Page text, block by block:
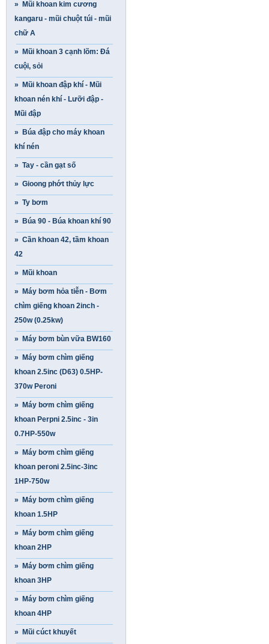
» Mũi khoan kim cương
kangaru - mũi chuột túi - mũi
chữ A
» Mũi khoan 3 cạnh lõm: Đá
cuội, sỏi
» Mũi khoan đập khí - Mũi
khoan nén khí - Lưỡi đập -
Mũi đập
» Búa đập cho máy khoan
khí nén
» Tay - cần gạt số
» Gioong phớt thủy lực
» Ty bơm
» Búa 90 - Búa khoan khí 90
» Cần khoan 42, tầm khoan
42
» Mũi khoan
» Máy bơm hỏa tiễn - Bơm
chìm giếng khoan 2inch -
250w (0.25kw)
» Máy bơm bùn vữa BW160
» Máy bơm chìm giếng
khoan 2.5inc (D63) 0.5HP-
370w Peroni
» Máy bơm chìm giếng
khoan Perpni 2.5inc - 3in
0.7HP-550w
» Máy bơm chìm giếng
khoan peroni 2.5inc-3inc
1HP-750w
» Máy bơm chìm giếng
khoan 1.5HP
» Máy bơm chìm giếng
khoan 2HP
» Máy bơm chìm giếng
khoan 3HP
» Máy bơm chìm giếng
khoan 4HP
» Mũi cúct khuyết